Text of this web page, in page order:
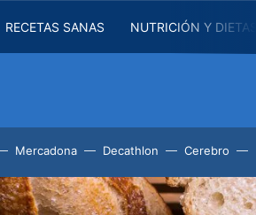
RECETAS SANAS NUTRICIÓN Y
Mercadona Decathlon Cerebro